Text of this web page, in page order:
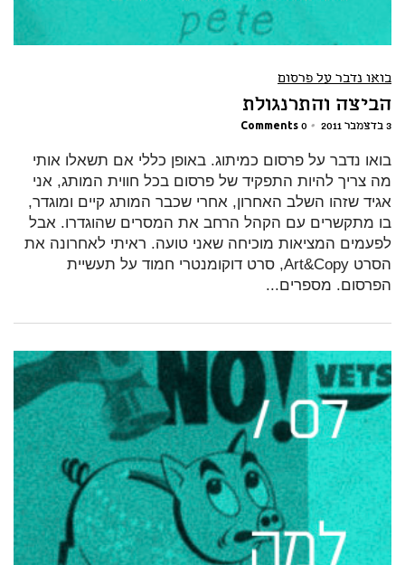
בואו נדבר על פרסום
הביצה והתרנגולת
3 בדצמבר 2011 •
0 Comments
בואו נדבר על פרסום כמיתוג. באופן כללי אם תשאלו אותי
מה צריך להיות התפקיד של פרסום בכל חווית המותג, אני
אגיד שזהו השלב האחרון, אחרי שכבר המותג קיים ומוגדר,
בו מתקשרים עם הקהל הרחב את המסרים שהוגדרו. אבל
לפעמים המציאות מוכיחה שאני טועה. ראיתי לאחרונה את
הסרט Art&Copy, סרט דוקומנטרי חמוד על תעשיית
הפרסום. מספרים...